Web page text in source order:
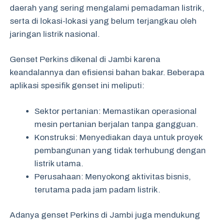
daerah yang sering mengalami pemadaman listrik,
serta di lokasi-lokasi yang belum terjangkau oleh
jaringan listrik nasional.
Genset Perkins dikenal di Jambi karena
keandalannya dan efisiensi bahan bakar. Beberapa
aplikasi spesifik genset ini meliputi:
Sektor pertanian: Memastikan operasional
mesin pertanian berjalan tanpa gangguan.
Konstruksi: Menyediakan daya untuk proyek
pembangunan yang tidak terhubung dengan
listrik utama.
Perusahaan: Menyokong aktivitas bisnis,
terutama pada jam padam listrik.
Adanya genset Perkins di Jambi juga mendukung